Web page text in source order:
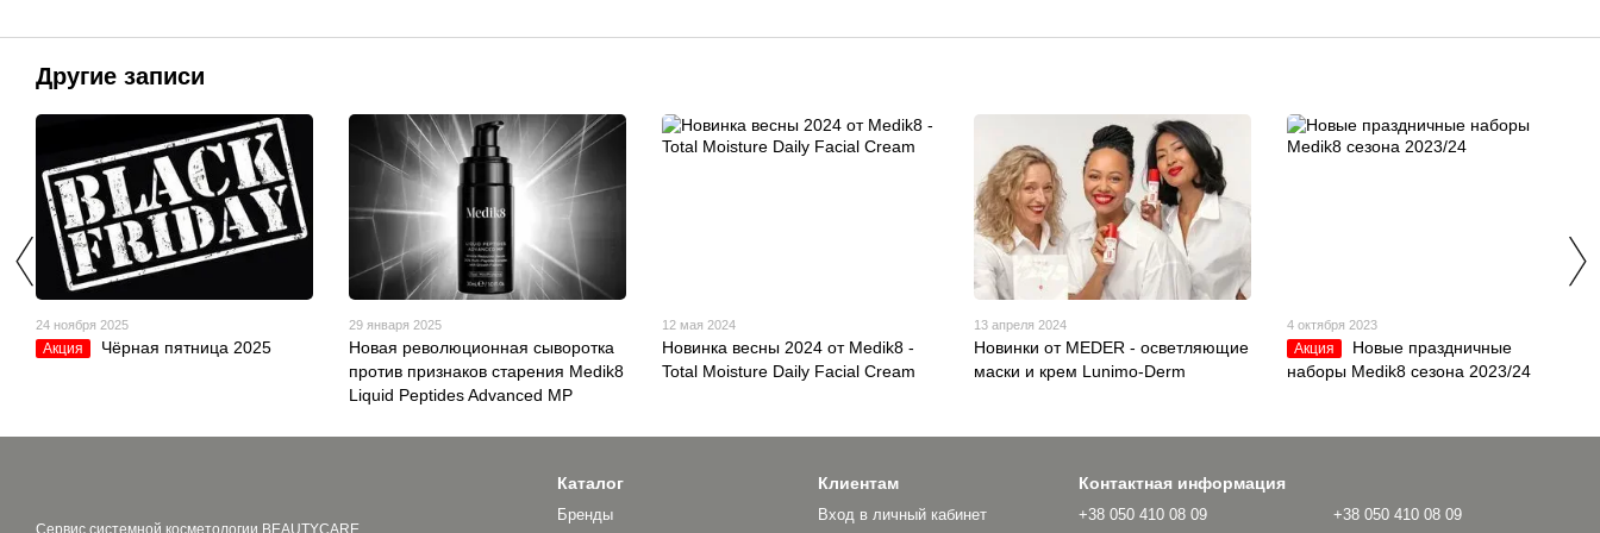
Другие записи
24 ноября 2025
Акция Чёрная пятница 2025
29 января 2025
Новая революционная сыворотка
против признаков старения Medik8
Liquid Peptides Advanced MP
12 мая 2024
Новинка весны 2024 от Medik8 -
Total Moisture Daily Facial Cream
13 апреля 2024
Новинки от MEDER - осветляющие
маски и крем Lunimo-Derm
4 октября 2023
Акция
Новые праздничные
наборы Medik8 сезона 2023/24
Сервис системной косметологии BEAUTYCARE
Каталог
Бренды
Клиентам
Вход в личный кабинет
Контактная информация
+38 050 410 08 09 +38 050 410 08 09